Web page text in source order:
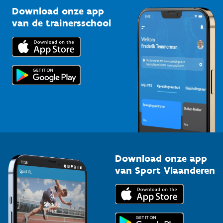
Bedrijven
Trainers en begeleiders
Topsporters
Kennisplatform
Downloads
Voor de pers
Download onze app
van de trainersschool
Download onze app
van Sport Vlaanderen